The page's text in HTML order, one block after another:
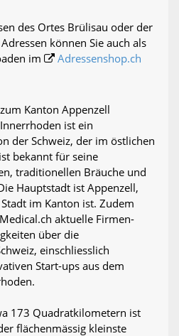
des Ortes Brülisau oder der
können Sie auch als
im
Adressenshop.ch
Kanton Appenzell
ist ein
der Schweiz, der im östlichen
bekannt für seine
traditionellen Bräuche und
Hauptstadt ist Appenzell,
im Kanton ist. Zudem
aktuelle Firmen-
über die
einschliesslich
Start-ups aus dem
173 Quadratkilometern ist
flächenmässig kleinste